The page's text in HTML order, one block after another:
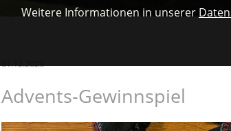
01.12.2023
Advents-Gewinnspiel
Weitere Informationen in unserer